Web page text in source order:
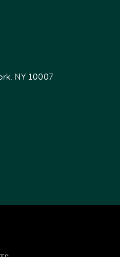
NY 10007